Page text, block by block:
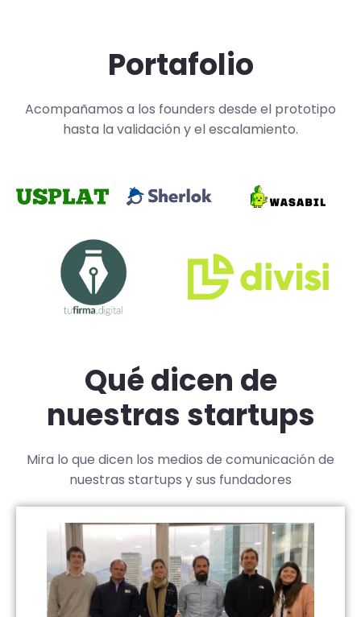
Portafolio
Acompañamos a los founders desde el prototipo
hasta la validación y el escalamiento.
Qué dicen de
nuestras startups
Mira lo que dicen los medios de comunicación de
nuestras startups y sus fundadores